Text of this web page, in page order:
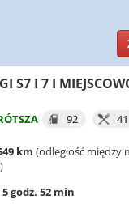
S7 I 7 I
92 41
km (odległość między
5 godz. 52 min